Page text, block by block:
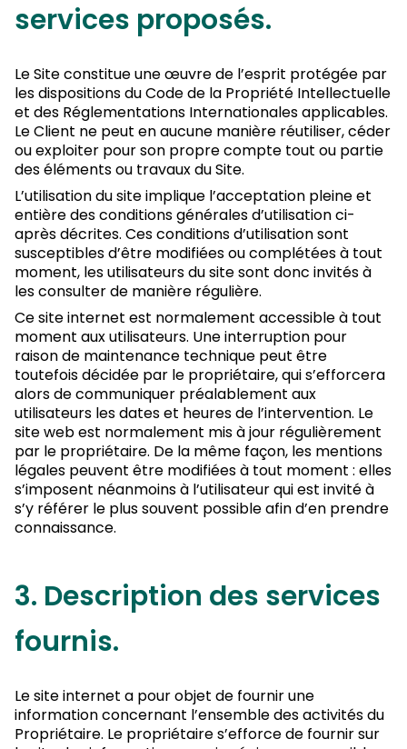
services proposés.
Le Site constitue une œuvre de l’esprit protégée par
les dispositions du Code de la Propriété Intellectuelle
et des Réglementations Internationales applicables.
Le Client ne peut en aucune manière réutiliser, céder
ou exploiter pour son propre compte tout ou partie
des éléments ou travaux du Site.
L’utilisation du site implique l’acceptation pleine et
entière des conditions générales d’utilisation ci-
après décrites. Ces conditions d’utilisation sont
susceptibles d’être modifiées ou complétées à tout
moment, les utilisateurs du site sont donc invités à
les consulter de manière régulière.
Ce site internet est normalement accessible à tout
moment aux utilisateurs. Une interruption pour
raison de maintenance technique peut être
toutefois décidée par le propriétaire, qui s’efforcera
alors de communiquer préalablement aux
utilisateurs les dates et heures de l’intervention. Le
site web est normalement mis à jour régulièrement
par le propriétaire. De la même façon, les mentions
légales peuvent être modifiées à tout moment : elles
s’imposent néanmoins à l’utilisateur qui est invité à
s’y référer le plus souvent possible afin d’en prendre
connaissance.
3. Description des services
fournis.
Le site internet a pour objet de fournir une
information concernant l’ensemble des activités du
Propriétaire. Le propriétaire s’efforce de fournir sur